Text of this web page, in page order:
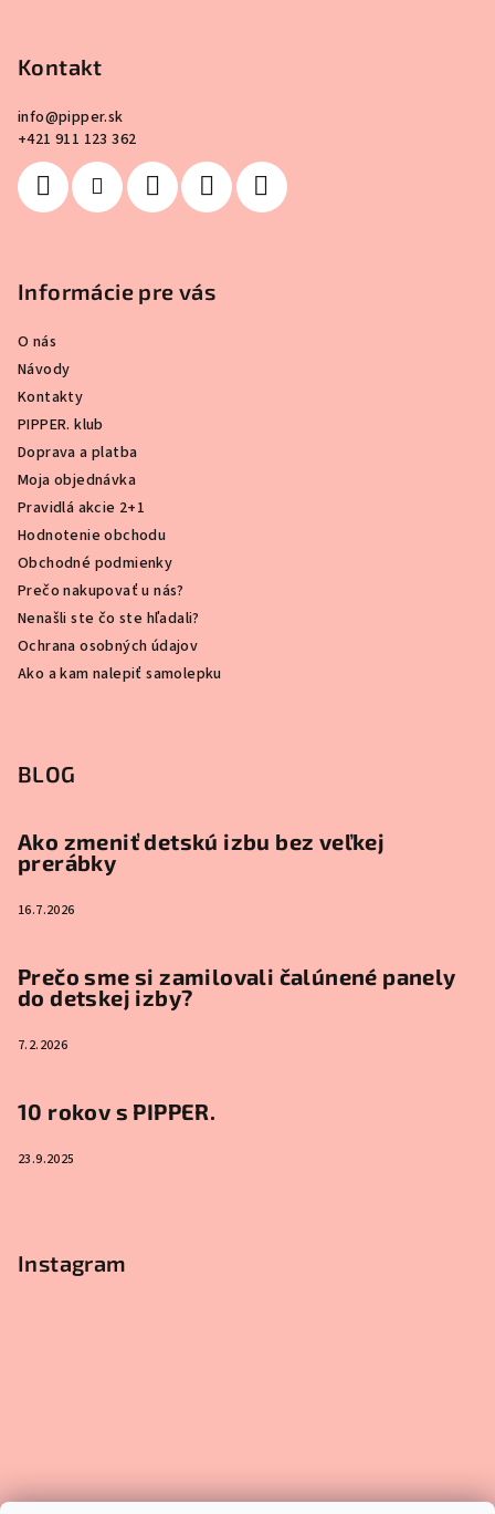
Kontakt
info@pipper.sk
+421 911 123 362
Informácie pre vás
O nás
Návody
Kontakty
PIPPER. klub
Doprava a platba
Moja objednávka
Pravidlá akcie 2+1
Hodnotenie obchodu
Obchodné podmienky
Prečo nakupovať u nás?
Nenašli ste čo ste hľadali?
Ochrana osobných údajov
Ako a kam nalepiť samolepku
BLOG
Ako zmeniť detskú izbu bez veľkej
prerábky
16.7.2026
Prečo sme si zamilovali čalúnené panely
do detskej izby?
7.2.2026
10 rokov s PIPPER.
23.9.2025
Instagram